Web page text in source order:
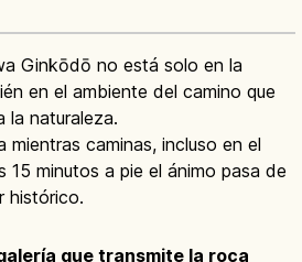
Ginkōdō no está solo en la
en el ambiente del camino que
la naturaleza.
mientras caminas, incluso en el
minutos a pie el ánimo pasa de
histórico.
que transmite la roca